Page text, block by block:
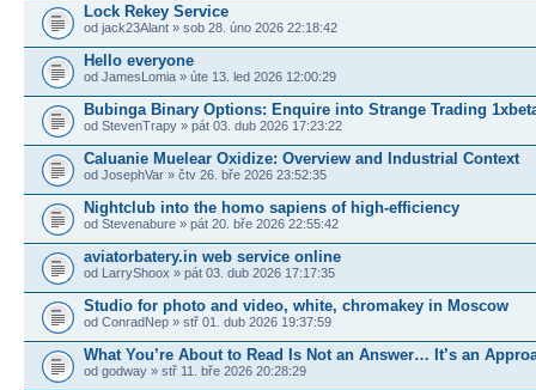
Lock Rekey Service
od jack23Alant » sob 28. úno 2026 22:18:42
Hello everyone
od JamesLomia » úte 13. led 2026 12:00:29
Bubinga Binary Options: Enquire into Strange Trading
od StevenTrapy » pát 03. dub 2026 17:23:22
Caluanie Muelear Oxidize: Overview and Industrial Context
od JosephVar » čtv 26. bře 2026 23:52:35
Nightclub into the homo sapiens of high-efficiency
od Stevenabure » pát 20. bře 2026 22:55:42
aviatorbatery.in web service online
od LarryShoox » pát 03. dub 2026 17:17:35
Studio for photo and video, white, chromakey in Moscow
od ConradNep » stř 01. dub 2026 19:37:59
What You’re About to Read Is Not an Answer… It’s an
od godway » stř 11. bře 2026 20:28:29